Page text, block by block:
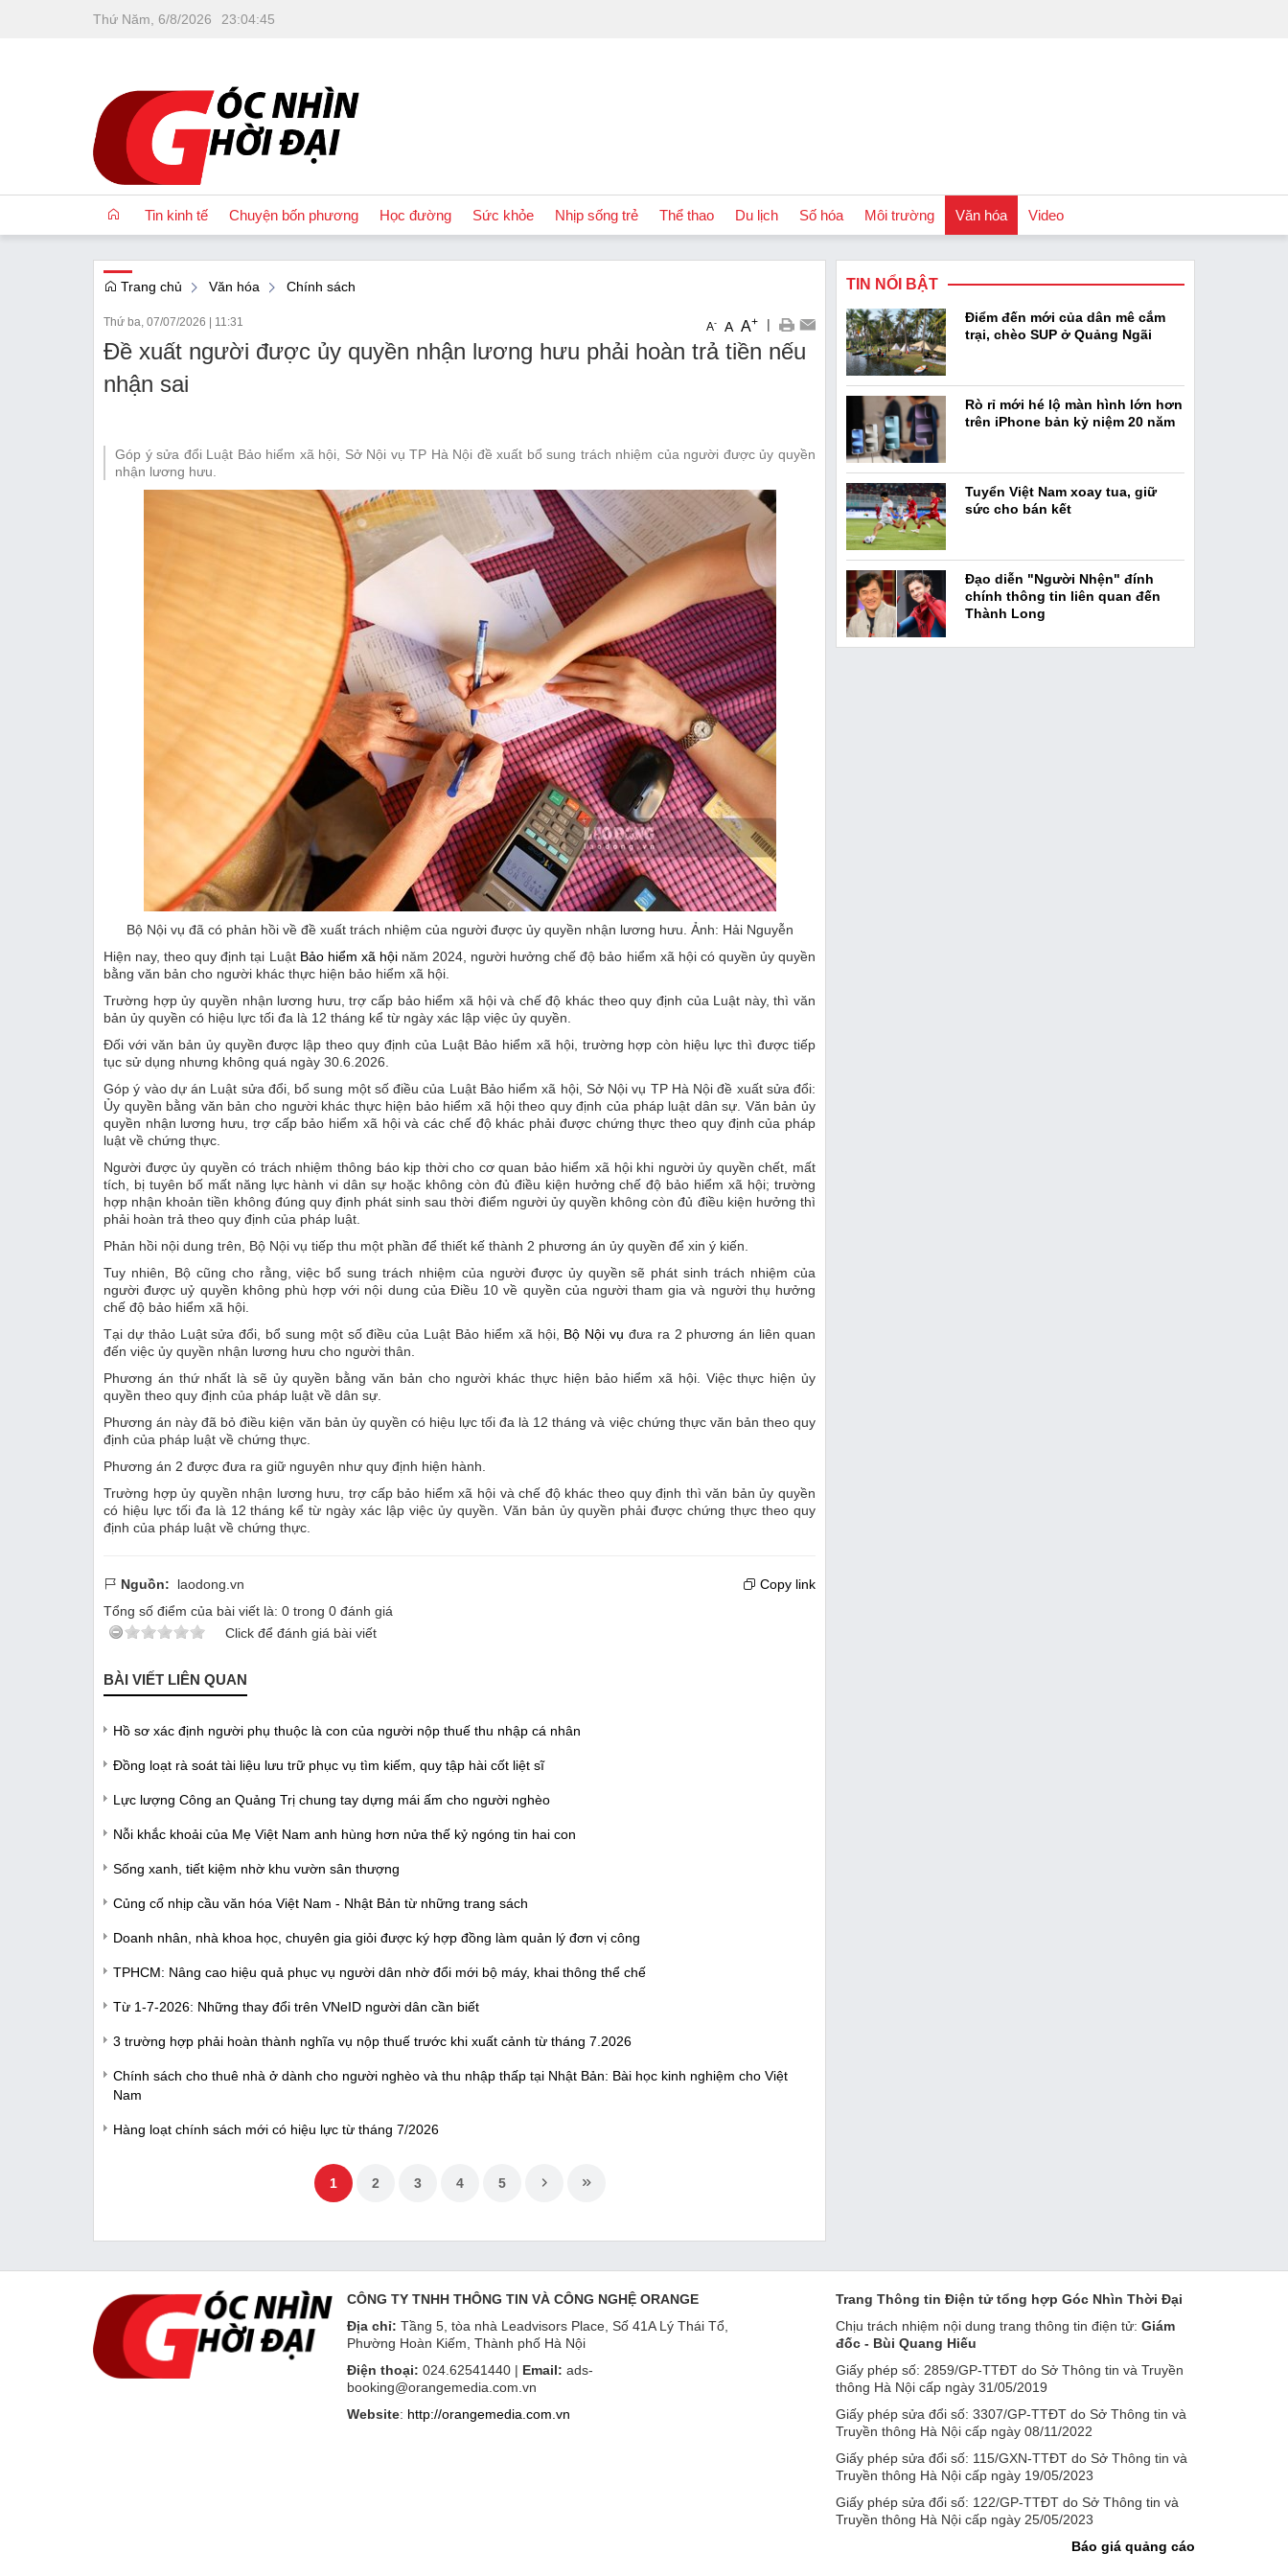
Thứ Năm, 6/8/2026 23:04:45
Tin kinh tế
OCOP
Emagazine
Chuyện bốn phương Học đường Sức khỏe Nhịp sống trẻ Thể thao Du lịch Số hóa Môi trường Văn hóa
Podcast
Video
Trang chủ Văn hóa Chính sách
Thứ ba, 07/07/2026 | 11:31 A- A A+ |
Đề xuất người được ủy quyền nhận lương hưu phải hoàn trả tiền nếu
nhận sai
Góp ý sửa đổi Luật Bảo hiểm xã hội, Sở Nội vụ TP Hà Nội đề xuất bổ sung trách nhiệm của người được ủy quyền
nhận lương hưu.
Bộ Nội vụ đã có phản hồi về đề xuất trách nhiệm của người được ủy quyền nhận lương hưu. Ảnh: Hải Nguyễn
Hiện nay, theo quy định tại Luật Bảo hiểm xã hộinăm 2024, người hưởng chế độ bảo hiểm xã hội có quyền ủy quyền
bằng văn bản cho người khác thực hiện bảo hiểm xã hội.
Trường hợp ủy quyền nhận lương hưu, trợ cấp bảo hiểm xã hội và chế độ khác theo quy định của Luật này, thì văn
bản ủy quyền có hiệu lực tối đa là 12 tháng kể từ ngày xác lập việc ủy quyền.
Đối với văn bản ủy quyền được lập theo quy định của Luật Bảo hiểm xã hội, trường hợp còn hiệu lực thì được tiếp
tục sử dụng nhưng không quá ngày 30.6.2026.
Góp ý vào dự án Luật sửa đổi, bổ sung một số điều của Luật Bảo hiểm xã hội, Sở Nội vụ TP Hà Nội đề xuất sửa đổi:
Ủy quyền bằng văn bản cho người khác thực hiện bảo hiểm xã hội theo quy định của pháp luật dân sự. Văn bản ủy
quyền nhận lương hưu, trợ cấp bảo hiểm xã hội và các chế độ khác phải được chứng thực theo quy định của pháp
luật về chứng thực.
Người được ủy quyền có trách nhiệm thông báo kịp thời cho cơ quan bảo hiểm xã hội khi người ủy quyền chết, mất
tích, bị tuyên bố mất năng lực hành vi dân sự hoặc không còn đủ điều kiện hưởng chế độ bảo hiểm xã hội; trường
hợp nhận khoản tiền không đúng quy định phát sinh sau thời điểm người ủy quyền không còn đủ điều kiện hưởng thì
phải hoàn trả theo quy định của pháp luật.
Phản hồi nội dung trên, Bộ Nội vụ tiếp thu một phần để thiết kế thành 2 phương án ủy quyền để xin ý kiến.
Tuy nhiên, Bộ cũng cho rằng, việc bổ sung trách nhiệm của người được ủy quyền sẽ phát sinh trách nhiệm của
người được uỷ quyền không phù hợp với nội dung của Điều 10 về quyền của người tham gia và người thụ hưởng
chế độ bảo hiểm xã hội.
Tại dự thảo Luật sửa đổi, bổ sung một số điều của Luật Bảo hiểm xã hội, Bộ Nội vụ đưa ra 2 phương án liên quan
đến việc ủy quyền nhận lương hưu cho người thân.
Phương án thứ nhất là sẽ ủy quyền bằng văn bản cho người khác thực hiện bảo hiểm xã hội. Việc thực hiện ủy
quyền theo quy định của pháp luật về dân sự.
Phương án này đã bỏ điều kiện văn bản ủy quyền có hiệu lực tối đa là 12 tháng và việc chứng thực văn bản theo quy
định của pháp luật về chứng thực.
Phương án 2 được đưa ra giữ nguyên như quy định hiện hành.
Trường hợp ủy quyền nhận lương hưu, trợ cấp bảo hiểm xã hội và chế độ khác theo quy định thì văn bản ủy quyền
có hiệu lực tối đa là 12 tháng kể từ ngày xác lập việc ủy quyền. Văn bản ủy quyền phải được chứng thực theo quy
định của pháp luật về chứng thực.
Nguồn: laodong.vn
Copy link
Tổng số điểm của bài viết là: 0 trong 0 đánh giá
Click để đánh giá bài viết
BÀI VIẾT LIÊN QUAN
Hồ sơ xác định người phụ thuộc là con của người nộp thuế thu nhập cá nhân
Đồng loạt rà soát tài liệu lưu trữ phục vụ tìm kiếm, quy tập hài cốt liệt sĩ
Lực lượng Công an Quảng Trị chung tay dựng mái ấm cho người nghèo
Nỗi khắc khoải của Mẹ Việt Nam anh hùng hơn nửa thế kỷ ngóng tin hai con
Sống xanh, tiết kiệm nhờ khu vườn sân thượng
Củng cố nhịp cầu văn hóa Việt Nam - Nhật Bản từ những trang sách
Doanh nhân, nhà khoa học, chuyên gia giỏi được ký hợp đồng làm quản lý đơn vị công
TPHCM: Nâng cao hiệu quả phục vụ người dân nhờ đổi mới bộ máy, khai thông thể chế
Từ 1-7-2026: Những thay đổi trên VNeID người dân cần biết
3 trường hợp phải hoàn thành nghĩa vụ nộp thuế trước khi xuất cảnh từ tháng 7.2026
Chính sách cho thuê nhà ở dành cho người nghèo và thu nhập thấp tại Nhật Bản: Bài học kinh nghiệm cho Việt
Nam
Hàng loạt chính sách mới có hiệu lực từ tháng 7/2026
1 2 3 4 5
TIN NỔI BẬT
Điểm đến mới của dân mê cắm
trại, chèo SUP ở Quảng Ngãi
Rò rỉ mới hé lộ màn hình lớn hơn
trên iPhone bản kỷ niệm 20 năm
Tuyển Việt Nam xoay tua, giữ
sức cho bán kết
Đạo diễn "Người Nhện" đính
chính thông tin liên quan đến
Thành Long
CÔNG TY TNHH THÔNG TIN VÀ CÔNG NGHỆ ORANGE
Địa chỉ: Tầng 5, tòa nhà Leadvisors Place, Số 41A Lý Thái Tổ,
Phường Hoàn Kiếm, Thành phố Hà Nội
Điện thoại: 024.62541440 | Email: ads-
booking@orangemedia.com.vn
Website: http://orangemedia.com.vn
Trang Thông tin Điện tử tổng hợp Góc Nhìn Thời Đại
Chịu trách nhiệm nội dung trang thông tin điện tử: Giám
đốc - Bùi Quang Hiếu
Giấy phép số: 2859/GP-TTĐT do Sở Thông tin và Truyền
thông Hà Nội cấp ngày 31/05/2019
Giấy phép sửa đổi số: 3307/GP-TTĐT do Sở Thông tin và
Truyền thông Hà Nội cấp ngày 08/11/2022
Giấy phép sửa đổi số: 115/GXN-TTĐT do Sở Thông tin và
Truyền thông Hà Nội cấp ngày 19/05/2023
Giấy phép sửa đổi số: 122/GP-TTĐT do Sở Thông tin và
Truyền thông Hà Nội cấp ngày 25/05/2023
Báo giá quảng cáo